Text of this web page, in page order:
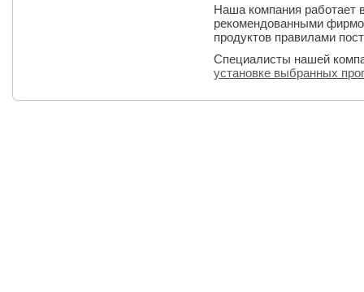
Наша компания работает
рекомендованными
продуктов правилами
Специалисты нашей
установке выбранных